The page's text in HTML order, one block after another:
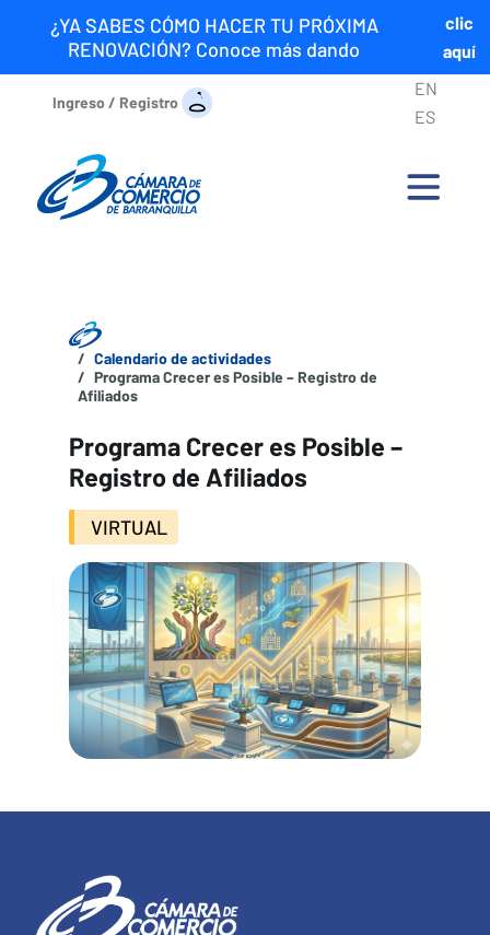
¿YA SABES CÓMO HACER TU PRÓXIMA
RENOVACIÓN? Conoce más dando
clic
aquí
Ingreso / Registro
EN
ES
Calendario de actividades
Programa Crecer es Posible – Registro de
Afiliados
Programa Crecer es Posible –
Registro de Afiliados
VIRTUAL